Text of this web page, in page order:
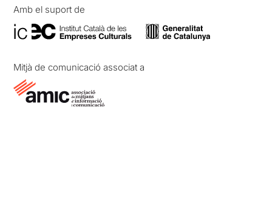
Amb el suport de
Mitjà de comunicació associat a